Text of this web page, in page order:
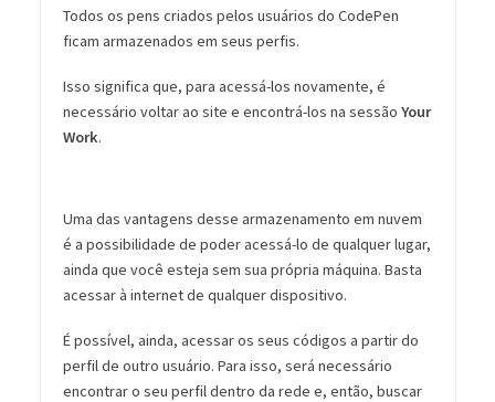
Todos os pens criados pelos usuários do CodePen
ficam armazenados em seus perfis.
Isso significa que, para acessá-los novamente, é
necessário voltar ao site e encontrá-los na sessão Your
Work.
Uma das vantagens desse armazenamento em nuvem
é a possibilidade de poder acessá-lo de qualquer lugar,
ainda que você esteja sem sua própria máquina. Basta
acessar à internet de qualquer dispositivo.
É possível, ainda, acessar os seus códigos a partir do
perfil de outro usuário. Para isso, será necessário
encontrar o seu perfil dentro da rede e, então, buscar